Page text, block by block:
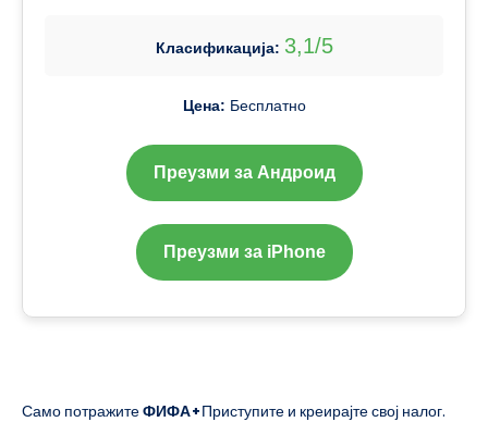
Класификација: 3,1/5
Цена: Бесплатно
Преузми за Андроид
Преузми за iPhone
Само потражитеФИФА+Приступите и креирајте свој налог.